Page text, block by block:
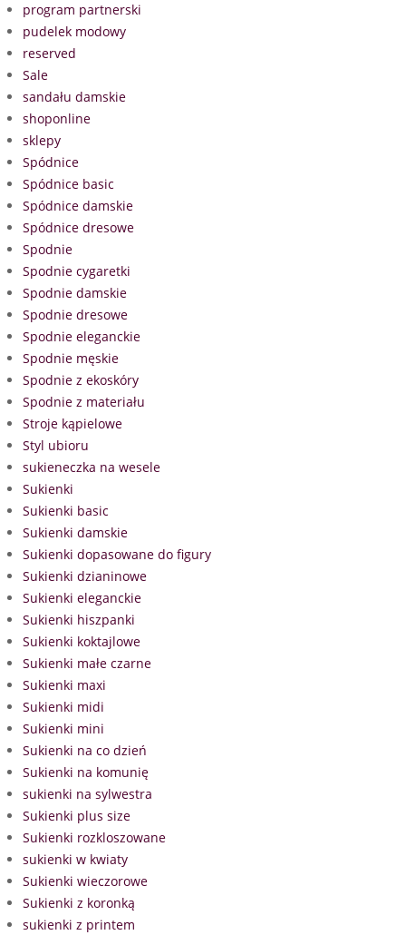
program partnerski
pudelek modowy
reserved
Sale
sandału damskie
shoponline
sklepy
Spódnice
Spódnice basic
Spódnice damskie
Spódnice dresowe
Spodnie
Spodnie cygaretki
Spodnie damskie
Spodnie dresowe
Spodnie eleganckie
Spodnie męskie
Spodnie z ekoskóry
Spodnie z materiału
Stroje kąpielowe
Styl ubioru
sukieneczka na wesele
Sukienki
Sukienki basic
Sukienki damskie
Sukienki dopasowane do figury
Sukienki dzianinowe
Sukienki eleganckie
Sukienki hiszpanki
Sukienki koktajlowe
Sukienki małe czarne
Sukienki maxi
Sukienki midi
Sukienki mini
Sukienki na co dzień
Sukienki na komunię
sukienki na sylwestra
Sukienki plus size
Sukienki rozkloszowane
sukienki w kwiaty
Sukienki wieczorowe
Sukienki z koronką
sukienki z printem